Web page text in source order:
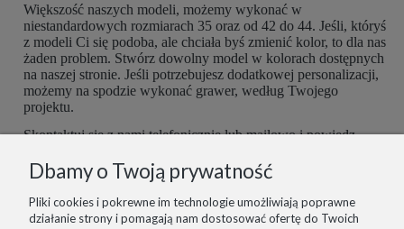
Większość naszych modeli, możemy wykonać w
niestandardowych rozmiarach 35 oraz od 42 do 44. Jeśli, któryś
z modeli Ci się podoba, ale chciała byś zmienić kolor, to dla nas
żaden problem. Stwórz dowolny model w kolorach dostępnych
na naszej stronie. Jeśli potrzebujesz dodatkowej personalizacji,
możemy na spodzie wykonać grawer, według Twojego
projektu.
Skontaktuj się z nami telefonicznie lub mailowo i powiedz,
możliwość dopasować je do Ciebie idealnie. Postaramy się
spełnić wszelkie potrzeby z największą starannością.
Dbamy o Twoją prywatność
Pliki cookies i pokrewne im technologie umożliwiają poprawne
działanie strony i pomagają nam dostosować ofertę do Twoich